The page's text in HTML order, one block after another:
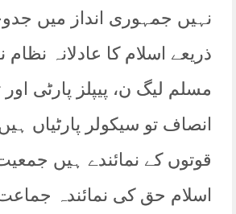
نہیں جمہوری انداز میں
ذریعے اسلام کا عادلانہ نظام
مسلم لیگ ن، پیپلز پارٹی
انصاف تو سیکولر پارٹیاں
قوتوں کے نمائندے ہیں
اسلام حق کی نمائندہ